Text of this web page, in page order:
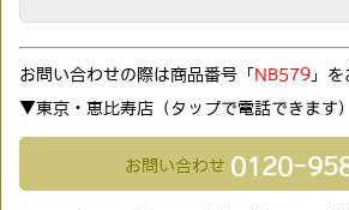
お問い合わせの際は商品番号「 NB579」を
▼東京・恵比寿店（タップで電話できます)
お問い合わせ 0120-